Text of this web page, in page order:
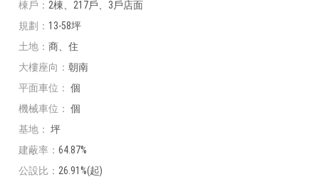
棟戶
2棟、217戶、3戶店面
規劃
13-58坪
土地
商、住
大樓座向
朝南
平面車位
個
機械車位
個
基地
坪
建蔽率
64.87%
公設比
26.91%(起)